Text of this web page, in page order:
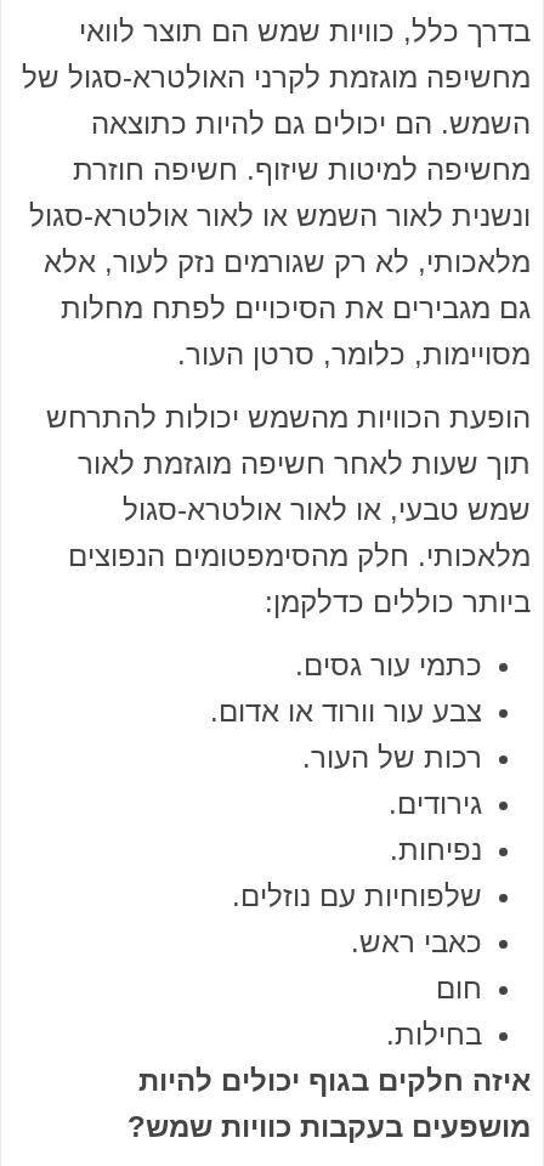
בדרך כלל, כוויות שמש הם תוצר לוואי
מחשיפה מוגזמת לקרני האולטרא-סגול של
השמש. הם יכולים גם להיות כתוצאה
מחשיפה למיטות שיזוף. חשיפה חוזרת
ונשנית לאור השמש או לאור אולטרא-סגול
מלאכותי, לא רק שגורמים נזק לעור, אלא
גם מגבירים את הסיכויים לפתח מחלות
מסויימות, כלומר, סרטן העור.
הופעת הכוויות מהשמש יכולות להתרחש
תוך שעות לאחר חשיפה מוגזמת לאור
שמש טבעי, או לאור אולטרא-סגול
מלאכותי. חלק מהסימפטומים הנפוצים
ביותר כוללים כדלקמן:
כתמי עור גסים.
צבע עור וורוד או אדום.
רכות של העור.
גירודים.
נפיחות.
שלפוחיות עם נוזלים.
כאבי ראש.
חום
בחילות.
איזה חלקים בגוף יכולים להיות
מושפעים בעקבות כוויות שמש?